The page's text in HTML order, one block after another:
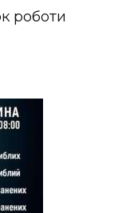
роботи